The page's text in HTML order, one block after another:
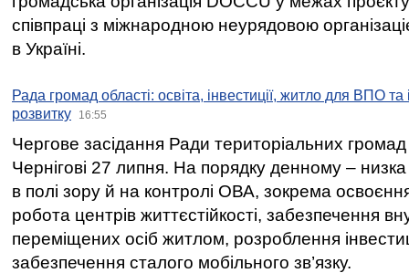
співпраці з міжнародною неурядовою
в Україні.
Рада громад області: освіта, інвестиції, житло для ВПО
розвитку
16:55
Чергове засідання Ради територіальних громад
Чернігові 27 липня. На порядку денному –
в полі зору й на контролі ОВА, зокрема освоєння
робота центрів життєстійкості, забезпечення
переміщених осіб житлом, розроблення
забезпечення сталого мобільного зв’язку.